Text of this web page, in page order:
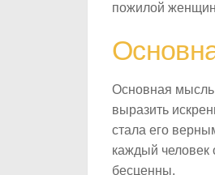
пожилой
Основная мысль
выразить
стала его
каждый человек
бесценны.